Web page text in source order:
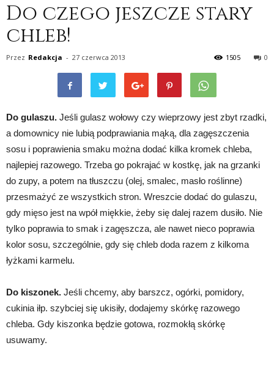
Do czego jeszcze stary
chleb!
Przez Redakcja - 27 czerwca 2013 0
1505
Do gulaszu. Jeśli gulasz wołowy czy wieprzowy jest zbyt rzadki,
a domownicy nie lubią podprawiania mąką, dla zagęszczenia
sosu i poprawienia smaku można dodać kilka kromek chleba,
najlepiej razowego. Trzeba go pokrajać w kostkę, jak na grzanki
do zupy, a potem na tłuszczu (olej, smalec, masło roślinne)
przesmażyć ze wszystkich stron. Wreszcie dodać do gulaszu,
gdy mięso jest na wpół miękkie, żeby się dalej razem dusiło. Nie
tylko poprawia to smak i zagęszcza, ale nawet nieco poprawia
kolor sosu, szczególnie, gdy się chleb doda razem z kilkoma
łyżkami karmelu.
Do kiszonek. Jeśli chcemy, aby barszcz, ogórki, pomidory,
cukinia iłp. szybciej się ukisiły, dodajemy skórkę razowego
chleba. Gdy kiszonka będzie gotowa, rozmokłą skórkę
usuwamy.